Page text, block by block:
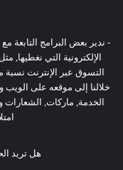
- ندير بعض البرامج التابعة
الإلكترونية التي نغطيها,
التسوق عبر الإنترنت نسبة
خلالنا إلى موقعه على الويب
الخدمة, ماركات, الشعارات
هل تريد